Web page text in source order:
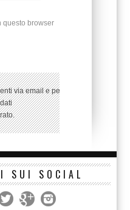
questo browser
via email e per
SUI SOCIAL